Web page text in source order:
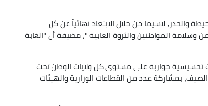
والحذر، لاسيما من خلال الابتعاد نهائياً عن كل
المواطنين والثروة الغابية "، مضيفة أن "الغابة
تحسيسية جوارية على مستوى كل ولايات الوطن تحت
بمشاركة عدد من القطاعات الوزارية والهيئات